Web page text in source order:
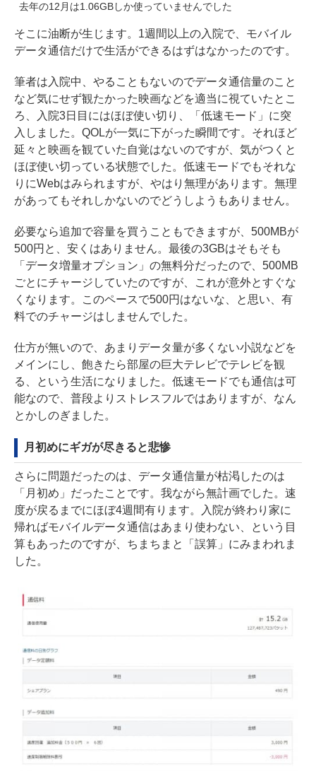
去年の12月は1.06GBしか使っていませんでした
そこに油断が生じます。1週間以上の入院で、モバイル
データ通信だけで生活ができるはずはなかったのです。
筆者は入院中、やることもないのでデータ通信量のこと
など気にせず観たかった映画などを適当に視ていたとこ
ろ、入院3日目にはほぼ使い切り、「低速モード」に突
入しました。QOLが一気に下がった瞬間です。それほど
延々と映画を観ていた自覚はないのですが、気がつくと
ほぼ使い切っている状態でした。低速モードでもそれな
りにWebはみられますが、やはり無理があります。無理
があってもそれしかないのでどうしようもありません。
必要なら追加で容量を買うこともできますが、500MBが
500円と、安くはありません。最後の3GBはそもそも
「データ増量オプション」の無料分だったので、500MB
ごとにチャージしていたのですが、これが意外とすぐな
くなります。このペースで500円はないな、と思い、有
料でのチャージはしませんでした。
仕方が無いので、あまりデータ量が多くない小説などを
メインにし、飽きたら部屋の巨大テレビでテレビを観
る、という生活になりました。低速モードでも通信は可
能なので、普段よりストレスフルではありますが、なん
とかしのぎました。
月初めにギガが尽きると悲惨
さらに問題だったのは、データ通信量が枯渇したのは
「月初め」だったことです。我ながら無計画でした。速
度が戻るまでにほぼ4週間有ります。入院が終わり家に
帰ればモバイルデータ通信はあまり使わない、という目
算もあったのですが、ちまちまと「誤算」にみまわれま
した。